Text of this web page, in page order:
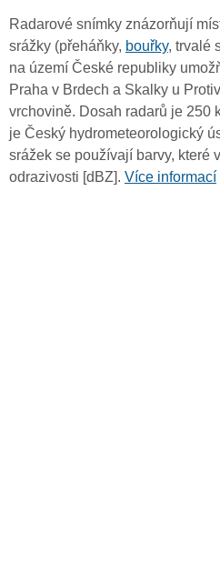
Radarové snímky znázorňují
srážky (přeháňky, bouřky, trvalé
na území České republiky
Praha v Brdech a Skalky u
vrchovině. Dosah radarů je 250
je Český hydrometeorologický
srážek se používají barvy, které
odrazivosti [dBZ]. Více informací